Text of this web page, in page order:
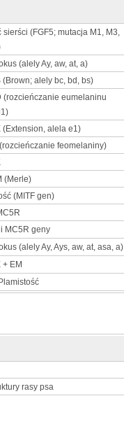
sierści (FGF5; mutacja M1, M3,
(alely Ay, aw, at, a)
(Brown; alely bc, bd, bs)
(rozcieńczanie eumelaninu
(Extension, alela e1)
feomelaniny)
(Merle)
(MITF gen)
MC5R geny
(alely Ay, Ays, aw, at, asa, a)
+ EM
rasy psa